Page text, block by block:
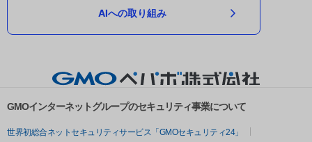
AIへの取り組み
GMOインターネットグループのセキュリティ事業について
世界初総合ネットセキュリティサービス「GMOセキュリティ24」